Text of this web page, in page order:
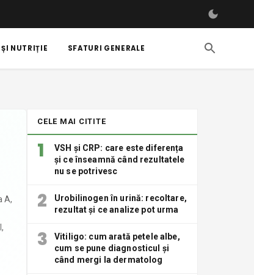
NUTRIȚIE SFATURI GENERALE
A,
CELE MAI CITITE
1
VSH și CRP: care este diferența
și ce înseamnă când rezultatele
nu se potrivesc
2
Urobilinogen în urină: recoltare,
rezultat și ce analize pot urma
3
Vitiligo: cum arată petele albe,
cum se pune diagnosticul și
când mergi la dermatolog